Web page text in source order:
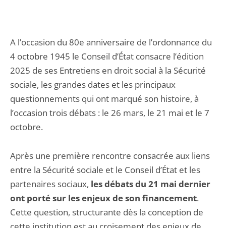
A l’occasion du 80e anniversaire de l’ordonnance du
4 octobre 1945 le Conseil d’État consacre l’édition
2025 de ses Entretiens en droit social à la Sécurité
sociale, les grandes dates et les principaux
questionnements qui ont marqué son histoire, à
l’occasion trois débats : le 26 mars, le 21 mai et le 7
octobre.
Après une première rencontre consacrée aux liens
entre la Sécurité sociale et le Conseil d’État et les
partenaires sociaux, les débats du 21 mai dernier
ont porté sur les enjeux de son financement.
Cette question, structurante dès la conception de